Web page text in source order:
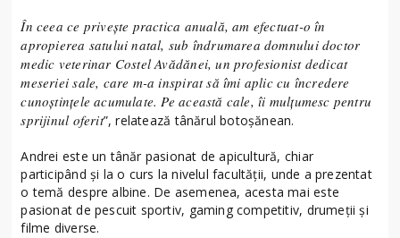
În ceea ce privește practica anuală, am efectuat-o în
apropierea satului natal, sub îndrumarea domnului doctor
medic veterinar Costel Avădănei, un profesionist dedicat
meseriei sale, care m-a inspirat să îmi aplic cu încredere
cunoștințele acumulate. Pe această cale, îi mulțumesc pentru
sprijinul oferit”, relatează tânărul botoșănean.
Andrei este un tânăr pasionat de apicultură, chiar
participând și la o curs la nivelul facultății, unde a prezentat
o temă despre albine. De asemenea, acesta mai este
pasionat de pescuit sportiv, gaming competitiv, drumeții și
filme diverse.